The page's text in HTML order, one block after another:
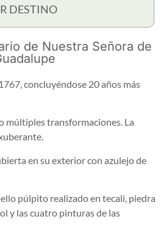
DESTINO
de Nuestra Señora de
concluyéndose 20 años más
múltiples transformaciones. La
en su exterior con azulejo de
púlpito realizado en tecali, piedra
y las cuatro pinturas de las